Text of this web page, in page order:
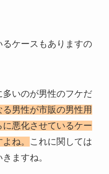
ケースもありますの
いのが男性のフケだ
る男性が市販の男性用
悪化させているケー
ね。
これに関しては
ますね。